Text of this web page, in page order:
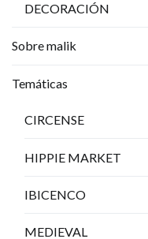
DECORACIÓN
Sobre malik
Temáticas
CIRCENSE
HIPPIE MARKET
IBICENCO
MEDIEVAL